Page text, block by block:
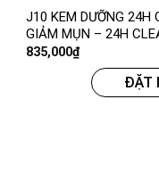
J10 KEM DƯỠNG 24H
GIẢM MỤN – 24H
835,000₫
ĐẶT